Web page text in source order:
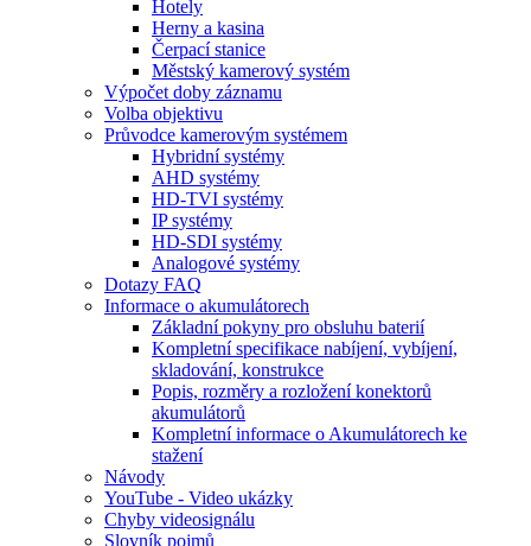
Hotely
Herny a kasina
Čerpací stanice
Městský kamerový systém
Výpočet doby záznamu
Volba objektivu
Průvodce kamerovým systémem
Hybridní systémy
AHD systémy
HD-TVI systémy
IP systémy
HD-SDI systémy
Analogové systémy
Dotazy FAQ
Informace o akumulátorech
Základní pokyny pro obsluhu baterií
Kompletní specifikace nabíjení, vybíjení,
skladování, konstrukce
Popis, rozměry a rozložení konektorů
akumulátorů
Kompletní informace o Akumulátorech ke
stažení
Návody
YouTube - Video ukázky
Chyby videosignálu
Slovník pojmů